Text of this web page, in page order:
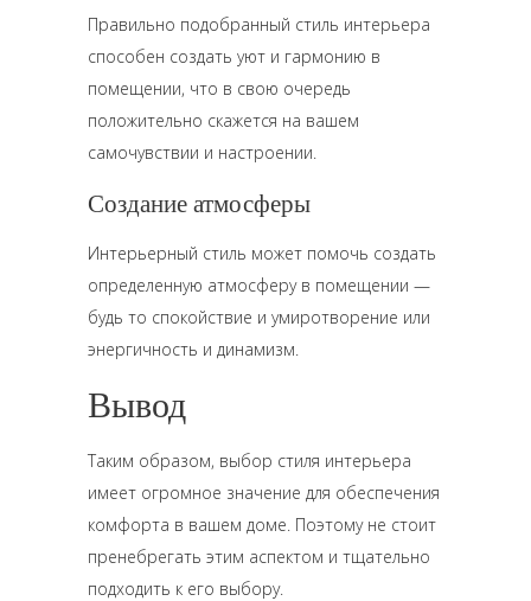
Правильно подобранный стиль интерьера
способен создать уют и гармонию в
помещении, что в свою очередь
положительно скажется на вашем
самочувствии и настроении.
Создание атмосферы
Интерьерный стиль может помочь создать
определенную атмосферу в помещении —
будь то спокойствие и умиротворение или
энергичность и динамизм.
Вывод
Таким образом, выбор стиля интерьера
имеет огромное значение для обеспечения
комфорта в вашем доме. Поэтому не стоит
пренебрегать этим аспектом и тщательно
подходить к его выбору.